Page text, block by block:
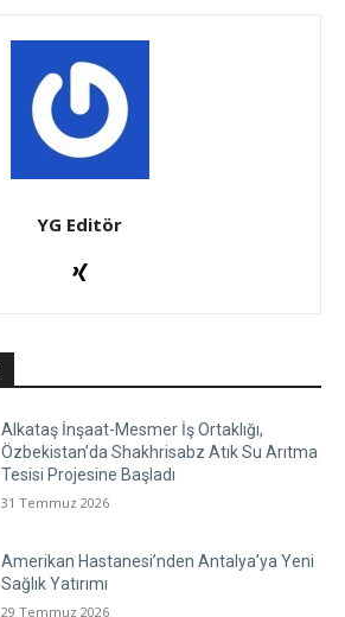
YG Editör
Alkataş İnşaat-Mesmer İş Ortaklığı,
Özbekistan’da Shakhrisabz Atık Su Arıtma
Tesisi Projesine Başladı
31 Temmuz 2026
Amerikan Hastanesi’nden Antalya’ya Yeni
Sağlık Yatırımı
29 Temmuz 2026